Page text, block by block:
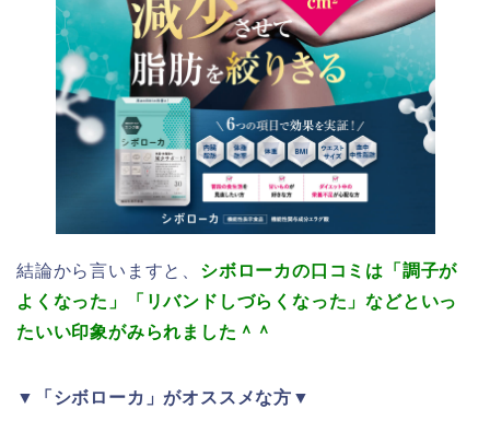
結論から言いますと、 シボローカの口コミは「調子が
よくなった」「リバンドしづらくなった」などといっ
たいい印象がみられました＾＾
▼「シボローカ」がオススメな方▼